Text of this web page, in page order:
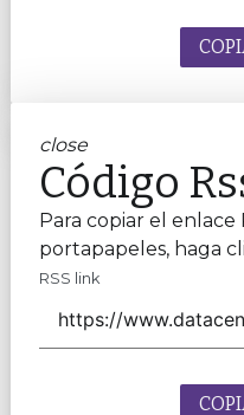
close
Código
Para copiar el enlace
portapapeles, haga
RSS link